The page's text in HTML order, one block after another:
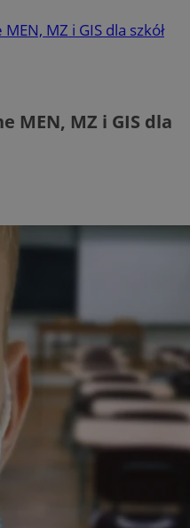
MZ i GIS dla szkół
MEN, MZ i GIS dla